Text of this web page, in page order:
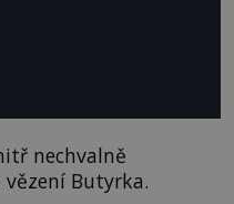
nechvalně
vězení Butyrka.